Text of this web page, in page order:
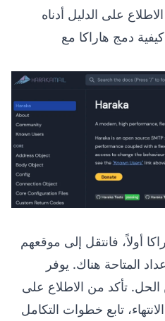
على الدليل أدناه
دمج هاراكا مع
أولاً، فانتقل إلى موقعهم
المتاحة هناك. يوفر
تأكد من الاطلاع على
تابع خطوات التكامل